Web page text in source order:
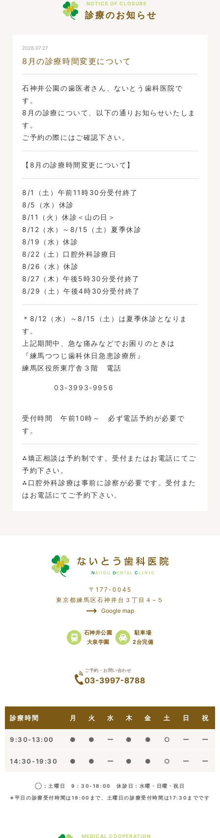
NOTICE OF CLOSURE
診療のお知らせ
2026.07.27
8月の診療時間変更について
石神井公園の歯医者さん、ないとう歯科医院で
す。
8月の診療について、以下の通りお知らせいたしま
す。
ご予約の際にはご確認下さい。
【8月の診療時間変更について】
8/1（土）午前11時30分受付終了
8/5（水）休診
8/11（火）休診＜山の日＞
8/12（水）～8/15（土）夏季休診
8/19（水）休診
8/22（土）口腔外科診療日
8/26（水）休診
8/27（木）午後5時30分受付終了
8/29（土）午後4時30分受付終了
＊8/12（水）～8/15（土）は夏季休診となりま
す。
上記期間中、急な痛みなどでお困りのときは
『練馬つつじ歯科休日急患診療所』
練馬区役所東庁舎３階 電話
03-3993-9956
受付時間 午前10時～ 必ず電話予約が必要で
す。
⁂矯正相談は予約制です。受付またはお電話にてご
予約下さい。
⁂口腔外科診療は事前に診察が必要です。受付また
はお電話にてご予約下さい。
〒177-0045
東京都練馬区石神井台３丁目４−５
Google map
石神井公園
大泉学園
駐車場
2台完備
ご予約・お問い合わせ
03-3997-8788
診療時間 月 火 水 木 金 土 日 祝
9:30-13:00 ● ● ー ● ● ○ ー ー
14:30-19:30 ● ● ー ● ● ○ ー ー
◯：土曜日 9：30-18:00 休診日：水曜・日曜・祝日
※平日の診療受付時間は19:00まで、土曜日の診療受付時間は17:30までです
MEDICAL COOPERATION